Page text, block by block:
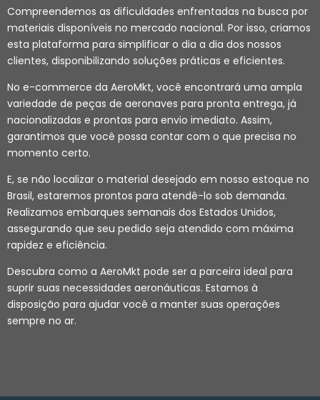
Compreendemos as dificuldades enfrentadas na busca por
materiais disponíveis no mercado nacional. Por isso, criamos
esta plataforma para simplificar o dia a dia dos nossos
clientes, disponibilizando soluções práticas e eficientes.
No e-commerce da AeroMkt, você encontrará uma ampla
variedade de peças de aeronaves para pronta entrega, já
nacionalizadas e prontas para envio imediato. Assim,
garantimos que você possa contar com o que precisa no
momento certo.
E, se não localizar o material desejado em nosso estoque no
Brasil, estaremos prontos para atendê-lo sob demanda.
Realizamos embarques semanais dos Estados Unidos,
assegurando que seu pedido seja atendido com máxima
rapidez e eficiência.
Descubra como a AeroMkt pode ser a parceira ideal para
suprir suas necessidades aeronáuticas. Estamos à
disposição para ajudar você a manter suas operações
sempre no ar.